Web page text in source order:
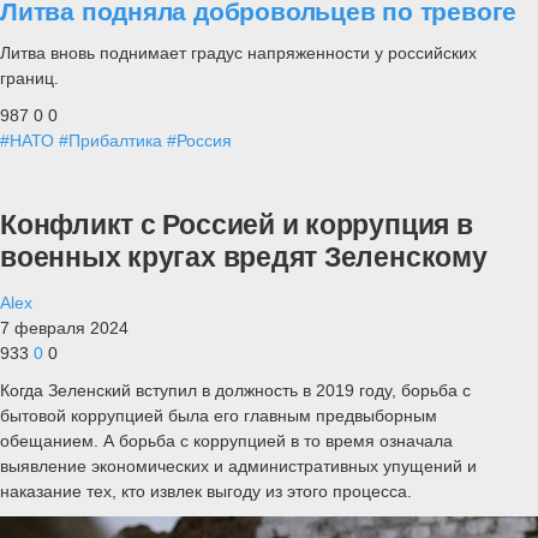
Литва подняла добровольцев по тревоге
Литва вновь поднимает градус напряженности у российских
границ.
987 0 0
#НАТО #Прибалтика #Россия
Конфликт с Россией и коррупция в
военных кругах вредят Зеленскому
Alex
7 февраля 2024
933 0 0
Когда Зеленский вступил в должность в 2019 году, борьба с
бытовой коррупцией была его главным предвыборным
обещанием. А борьба с коррупцией в то время означала
выявление экономических и административных упущений и
наказание тех, кто извлек выгоду из этого процесса.